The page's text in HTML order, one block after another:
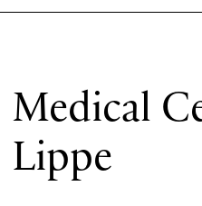
A-Tube Nano
Sospensioni cluster
Medical
Lippe